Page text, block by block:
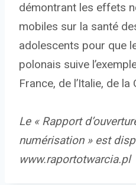
démontrant les effets
mobiles sur la santé
adolescents pour que
polonais suive
France, de l’Italie, de
Le « Rapport
numérisation » est
www.raportotwarcia.pl